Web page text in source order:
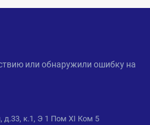
или обнаружили ошибку на
д.33, к.1, Э 1 Пом XI Ком 5